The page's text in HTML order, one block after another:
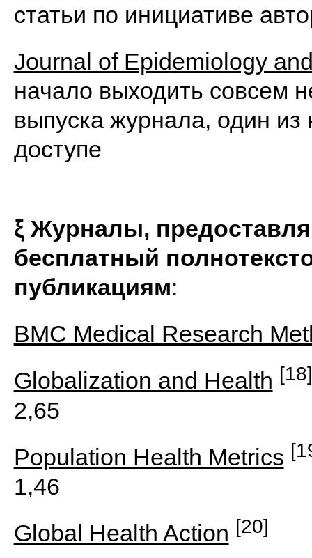
статьи по инициативе
Journal of Epidemiology
начало выходить совсем
выпуска журнала, один из
доступе
ξ Журналы,
бесплатный
публикациям:
BMC Medical Research
Globalization and Health [18]
2,65
Population Health Metrics
1,46
Global Health Action [20]